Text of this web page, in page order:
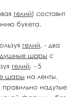
гелий) составит
букета.
гелий, - два
шары с
гелий, - 5
шары на ленты.
правильно надутые